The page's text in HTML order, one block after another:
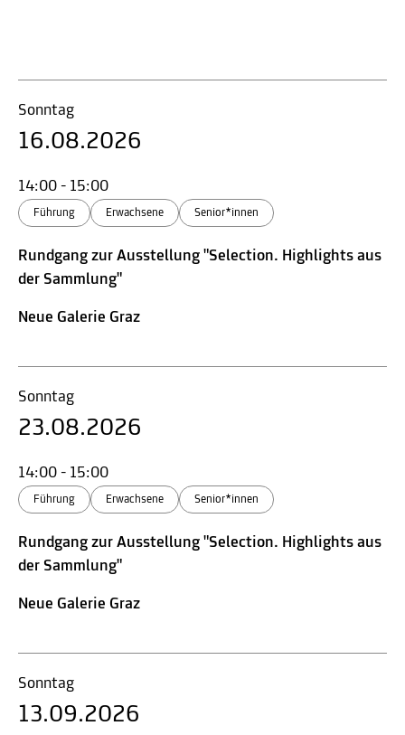
Sonntag
16.08.2026
14:00 - 15:00
Führung Erwachsene Senior*innen
Rundgang zur Ausstellung "Selection. Highlights aus
der Sammlung"
Neue Galerie Graz
Sonntag
23.08.2026
14:00 - 15:00
Führung Erwachsene Senior*innen
Rundgang zur Ausstellung "Selection. Highlights aus
der Sammlung"
Neue Galerie Graz
Sonntag
13.09.2026